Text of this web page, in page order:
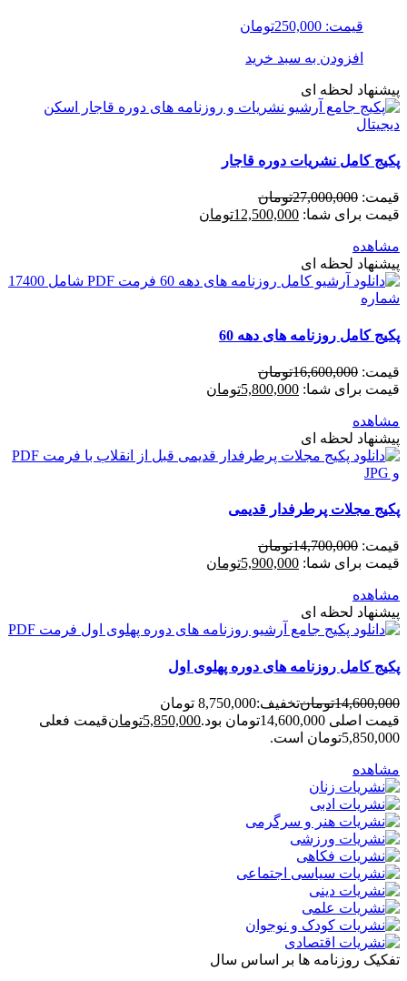
قیمت: 250,000تومان
افزودن به سبد خرید
پیشنهاد لحظه ای
پکیج کامل نشریات دوره قاجار
قیمت: 27,000,000تومان
قیمت برای شما: 12,500,000تومان
مشاهده
پیشنهاد لحظه ای
پکیج کامل روزنامه های دهه 60
قیمت: 16,600,000تومان
قیمت برای شما: 5,800,000تومان
مشاهده
پیشنهاد لحظه ای
پکیج مجلات پرطرفدار قدیمی
قیمت: 14,700,000تومان
قیمت برای شما: 5,900,000تومان
مشاهده
پیشنهاد لحظه ای
پکیج کامل روزنامه های دوره پهلوی اول
14,600,000تومانتخفیف:8,750,000 تومان
قیمت اصلی 14,600,000تومان بود.
5,850,000تومانقیمت فعلی
5,850,000تومان است.
مشاهده
تفکیک روزنامه ها بر اساس سال